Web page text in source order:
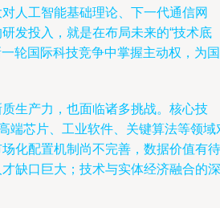
人工智能基础理论、下一代通信网
发投入，就是在布局未来的“技术底
一轮国际科技竞争中掌握主动权，为国
生产力，也面临诸多挑战。核心技
端芯片、工业软件、关键算法等领域
化配置机制尚不完善，数据价值有待
缺口巨大；技术与实体经济融合的深